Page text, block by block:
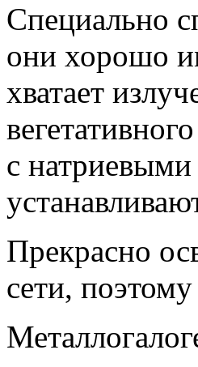
Специально
они хорошо
хватает
с
Прекрасно
сети,